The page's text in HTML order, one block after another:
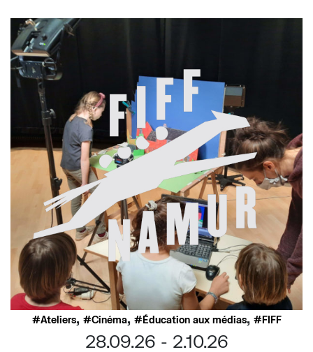
Ateliers, Cinéma, Éducation aux médias, FIFF
28.09.26
2.10.26